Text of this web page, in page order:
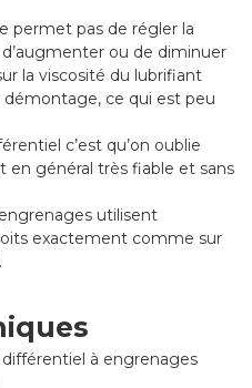
permet pas de régler la
ou de diminuer
la viscosité du lubrifiant
ce qui est peu
c’est qu’on oublie
en général très fiable et sans
utilisent
exactement comme sur
à engrenages